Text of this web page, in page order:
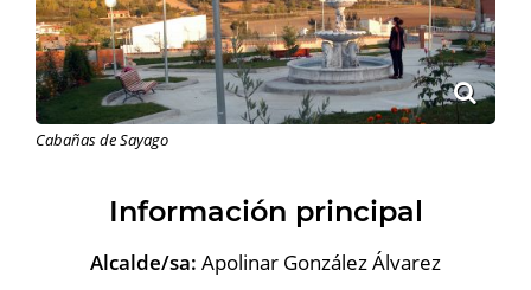
Cabañas de Sayago
Información principal
Alcalde/sa: Apolinar González Álvarez